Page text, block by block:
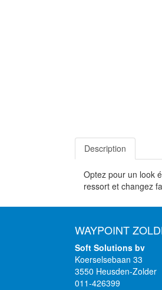
Description
Optez pour un look
ressort et changez
WAYPOINT
Soft Solutions bv
Koerselsebaan 33
3550 Heusden-Zolder
011-426399